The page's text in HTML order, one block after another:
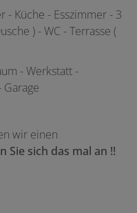
- Küche - Esszimmer - 3
) - WC - Terrasse (
- Werkstatt -
wir einen
Sie sich das mal an !!